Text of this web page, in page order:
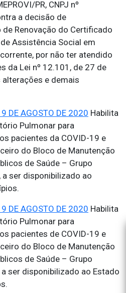
PR, CNPJ nº
a decisão de
Renovação do Certificado
Assistência Social em
por não ter atendido
da Lei nº 12.101, de 27 de
e demais
DE AGOSTO DE 2020 Habilita
Pulmonar para
pacientes da COVID-19 e
do Bloco de Manutenção
de Saúde – Grupo
a ser disponibilizado ao
DE AGOSTO DE 2020 Habilita
Pulmonar para
pacientes de COVID-19 e
do Bloco de Manutenção
de Saúde – Grupo
ser disponibilizado ao Estado